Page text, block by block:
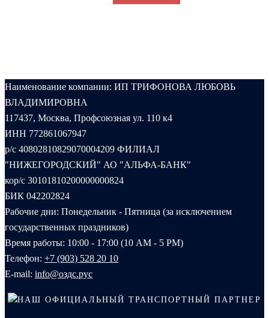
Наименование компании: ИП ТРИФОНОВА ЛЮБОВЬ
ВЛАДИМИРОВНА
117437, Москва, Профсоюзная ул. 110 к4
ИНН 772861067947
р/с 40802810829070004209 ФИЛИАЛ
"НИЖЕГОРОДСКИЙ" АО "АЛЬФА-БАНК"
кор/с 30101810200000000824
БИК 042202824
Рабочие дни: Понедельник - Пятница (за исключением
государственных праздников)
Время работы: 10:00 - 17:00 (10 AM - 5 PM)
Телефон: +7 (903) 528 20 10‬
E-mail: info@оздс.рус
НАШ ОФИЦИАЛЬНЫЙ ТРАНСПОРТНЫЙ ПАРТНЕР